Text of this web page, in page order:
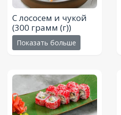
С лососем и чукой
(300 грамм (г))
Показать больше